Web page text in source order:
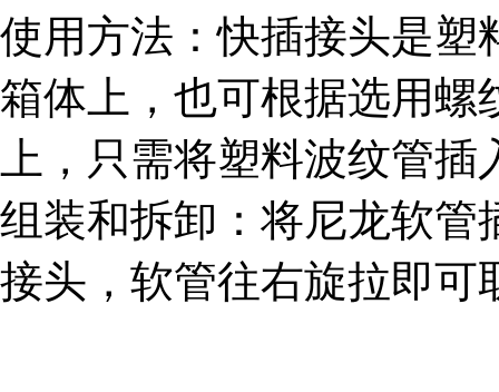
使用方法：快插接头是塑
箱体上，也可根据选用螺
上，只需将塑料波纹管
组装和拆卸：将尼龙软管
接头，软管往右旋拉即可